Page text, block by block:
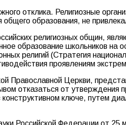
отклика. Религиозные
образования, не
религиозных общин,
образование школьников
религий (Стратегия
проявлениям
Православной Церкви,
отказаться от
ключе, путем
Российской Федерации от